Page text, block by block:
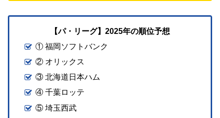
【パ・リーグ】2025年の順位予想
① 福岡ソフトバンク
② オリックス
③ 北海道日本ハム
④ 千葉ロッテ
⑤ 埼玉西武